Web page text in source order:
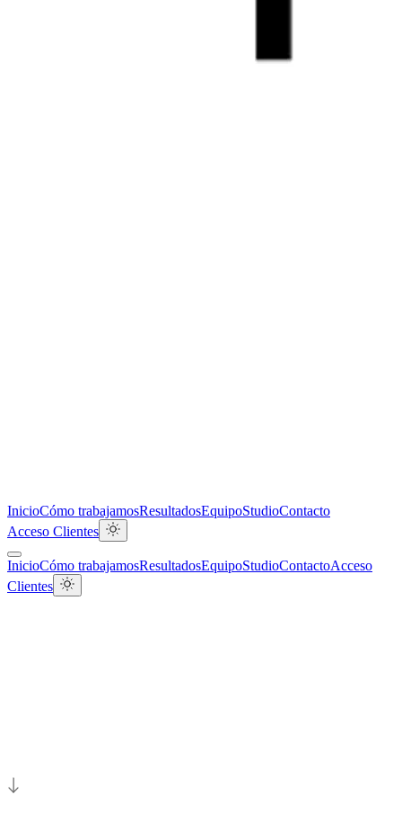
InicioCómo trabajamosResultadosEquipoStudioContacto
Acceso Clientes
InicioCómo trabajamosResultadosEquipoStudioContactoAcceso
Clientes